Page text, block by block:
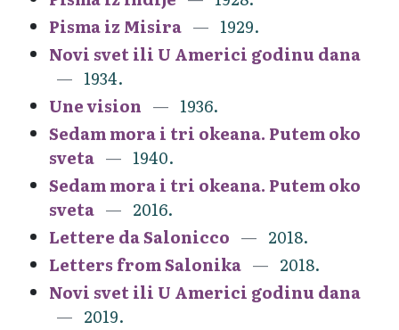
Pisma iz Misira
1929.
Novi svet ili U Americi godinu dana
1934.
Une vision
1936.
Sedam mora i tri okeana. Putem oko
sveta
1940.
Sedam mora i tri okeana. Putem oko
sveta
2016.
Lettere da Salonicco
2018.
Letters from Salonika
2018.
Novi svet ili U Americi godinu dana
2019.